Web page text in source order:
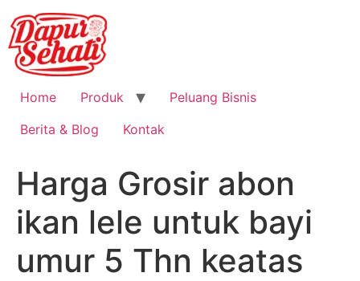
Home Produk
Peluang Bisnis
Berita & Blog
Kontak
Harga Grosir abon
ikan lele untuk bayi
umur 5 Thn keatas